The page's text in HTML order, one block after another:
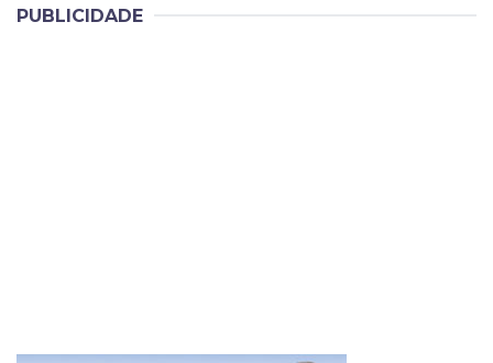
PUBLICIDADE